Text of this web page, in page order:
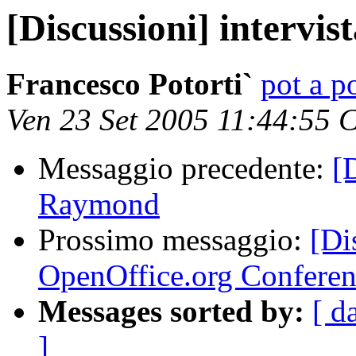
[Discussioni]
Francesco Potorti` pot a
Ven 23 Set 2005 11:44:55
Messaggio precedente:
Raymond
Prossimo messaggio:
OpenOffice.org
Messages sorted by: [
]